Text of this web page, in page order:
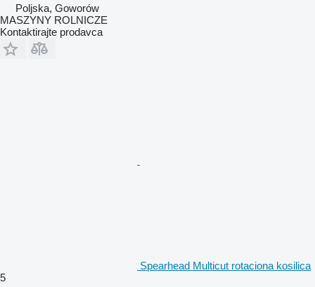
Poljska, Goworów
MASZYNY ROLNICZE
Kontaktirajte prodavca
Spearhead Multicut rotaciona kosilica
5